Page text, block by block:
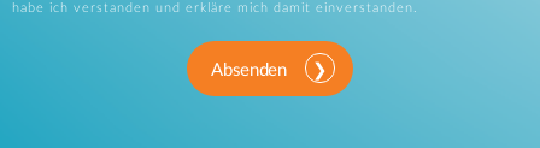
habe ich verstanden und erkläre mich damit einverstanden.
Absenden